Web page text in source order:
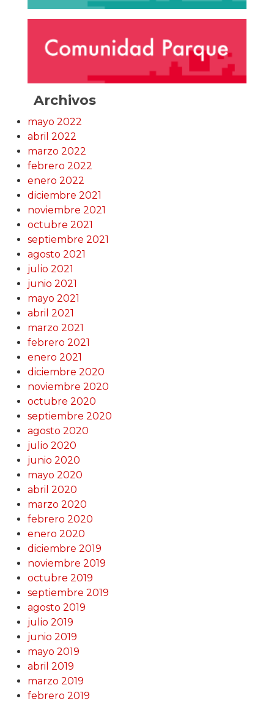
Archivos
mayo 2022
abril 2022
marzo 2022
febrero 2022
enero 2022
diciembre 2021
noviembre 2021
octubre 2021
septiembre 2021
agosto 2021
julio 2021
junio 2021
mayo 2021
abril 2021
marzo 2021
febrero 2021
enero 2021
diciembre 2020
noviembre 2020
octubre 2020
septiembre 2020
agosto 2020
julio 2020
junio 2020
mayo 2020
abril 2020
marzo 2020
febrero 2020
enero 2020
diciembre 2019
noviembre 2019
octubre 2019
septiembre 2019
agosto 2019
julio 2019
junio 2019
mayo 2019
abril 2019
marzo 2019
febrero 2019